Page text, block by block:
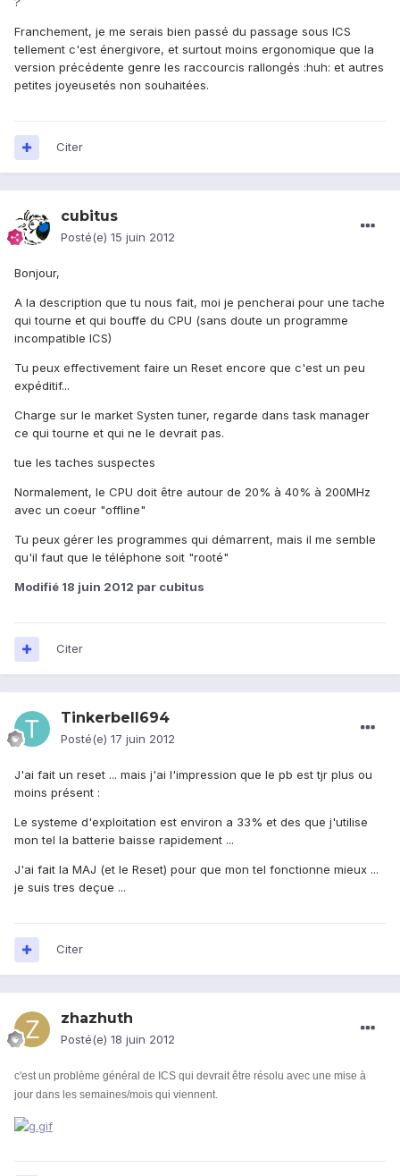
Franchement, je me serais bien passé du passage sous ICS
tellement c'est énergivore, et surtout moins ergonomique que la
version précédente genre les raccourcis rallongés :huh: et autres
petites joyeusetés non souhaitées.
Citer
cubitus
Posté(e) 15 juin 2012
Bonjour,
A la description que tu nous fait, moi je pencherai pour une tache
qui tourne et qui bouffe du CPU (sans doute un programme
incompatible ICS)
Tu peux effectivement faire un Reset encore que c'est un peu
expéditif...
Charge sur le market Systen tuner, regarde dans task manager
ce qui tourne et qui ne le devrait pas.
tue les taches suspectes
Normalement, le CPU doit être autour de 20% à 40% à 200MHz
avec un coeur "offline"
Tu peux gérer les programmes qui démarrent, mais il me semble
qu'il faut que le téléphone soit "rooté"
Modifié 18 juin 2012 par cubitus
Citer
Tinkerbell694
Posté(e) 17 juin 2012
J'ai fait un reset ... mais j'ai l'impression que le pb est tjr plus ou
moins présent :
Le systeme d'exploitation est environ a 33% et des que j'utilise
mon tel la batterie baisse rapidement ...
J'ai fait la MAJ (et le Reset) pour que mon tel fonctionne mieux ...
je suis tres deçue ...
Citer
zhazhuth
Posté(e) 18 juin 2012
c'est un problème général de ICS qui devrait être résolu avec une mise à
jour dans les semaines/mois qui viennent.